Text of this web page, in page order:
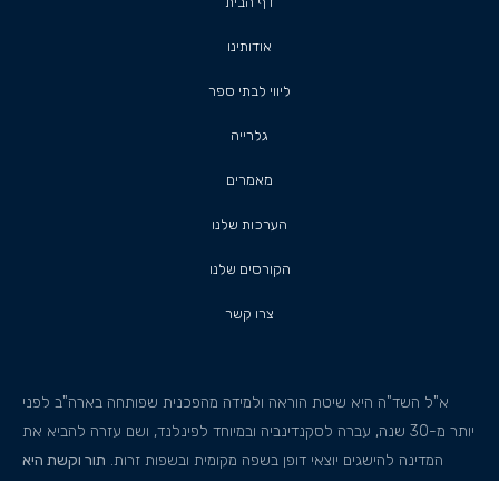
אודותינו
ליווי לבתי ספר
גלרייה
מאמרים
הערכות שלנו
הקורסים שלנו
צרו קשר
א"ל השד"ה היא שיטת הוראה ולמידה מהפכנית שפותחה בארה"ב לפני
יותר מ-30 שנה, עברה לסקנדינביה ובמיוחד לפינלנד, ושם עזרה להביא את
המדינה להישגים יוצאי דופן בשפה מקומית ובשפות זרות. תור וקשת היא